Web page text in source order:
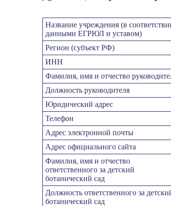
Название учреждения (в
данными ЕГРЮЛ и уставом)
Регион (субъект РФ)
ИНН
Фамилия, имя и отчество
Должность руководителя
Юридический адрес
Телефон
Адрес электронной почты
Адрес официального сайта
Фамилия, имя и отчество
ответственного за детский
ботанический сад
Должность ответственного за
ботанический сад